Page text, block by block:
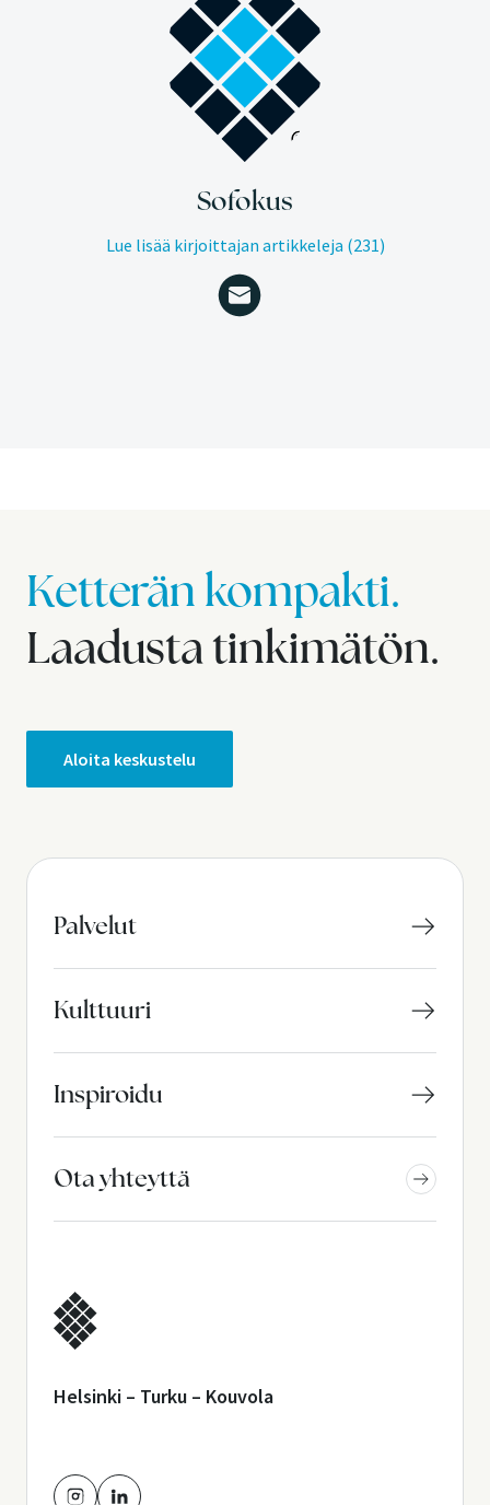
Sofokus
Lue lisää kirjoittajan artikkeleja (231)
Ketterän kompakti.
Laadusta tinkimätön.
Aloita keskustelu
Palvelut
Kulttuuri
Inspiroidu
Ota yhteyttä
Helsinki – Turku – Kouvola